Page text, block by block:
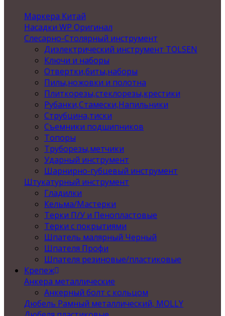
Маркера Китай
Насадки WP Оригинал
Слесарно-Столярный инструмент
Диэлектрический инструмент TOLSEN
Ключи и наборы
Отвертки,биты,наборы
Пилы,ножовки и полотна
Плиткорезы,стеклорезы,крестики
Рубанки,Стамески,Напильники
Струбцина,тиски
Съемники подшипников
Топоры
Труборезы,метчики
Ударный инструмент
Шарнирно-губцевый инструмент
Штукатурный инструмент
Гладилки
Кельма/Мастерки
Терки П/У и Пенопластовые
Терки с покрытиями
Шпатель малярный Черный
Шпателя Профи
Шпателя резиновые/пластиковые
Крепеж
Анкера металлические
Анкерный болт с кольцом
Дюбель Рамный металлический, MOLLY